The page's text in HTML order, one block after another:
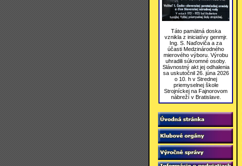
Táto pamätná doska
vznikla z iniciatívy genmjr.
Ing. S. Naďoviča a za
účasti Medzinárodného
mierového výboru. Výrobu
uhradili súkromné osoby.
Slávnostný akt jej odhalenia
sa uskutočnil 26. júna 2026
o 10. h v Strednej
priemyselnej škole
Strojníckej na Fajnorovom
nábreží v Bratislave.